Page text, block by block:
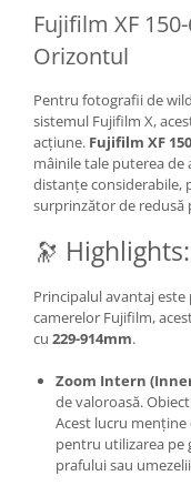
Fujifilm XF
Orizontul
Pentru fotografii de
sistemul Fujifilm X,
acțiune. Fujifilm XF
mâinile tale puterea de
distanțe considerabile,
surprinzător de redusă
🔭
Principalul avantaj este
camerelor Fujifilm,
cu 229-914mm.
Zoom Intern
de valoroasă.
Acest lucru
pentru utilizarea pe
prafului sau